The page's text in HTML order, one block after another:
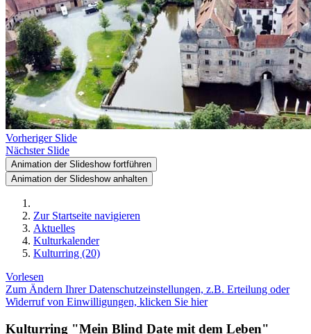
Vorheriger Slide
Nächster Slide
Animation der Slideshow fortführen
Animation der Slideshow anhalten
Zur Startseite navigieren
Aktuelles
Kulturkalender
Kulturring (20)
Vorlesen
Zum Ändern Ihrer Datenschutzeinstellungen, z.B. Erteilung oder
Widerruf von Einwilligungen, klicken Sie hier
Kulturring "Mein Blind Date mit dem Leben"